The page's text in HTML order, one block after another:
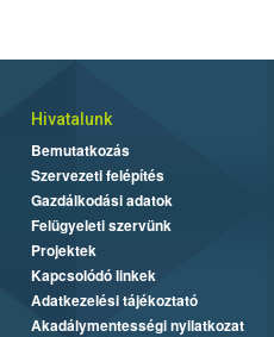
folytatódik a növények
Hivatalunk
Bemutatkozás
Szervezeti felépítés
Gazdálkodási adatok
Felügyeleti szervünk
Projektek
Kapcsolódó linkek
Adatkezelési tájékoztató
Akadálymentességi nyilatkozat